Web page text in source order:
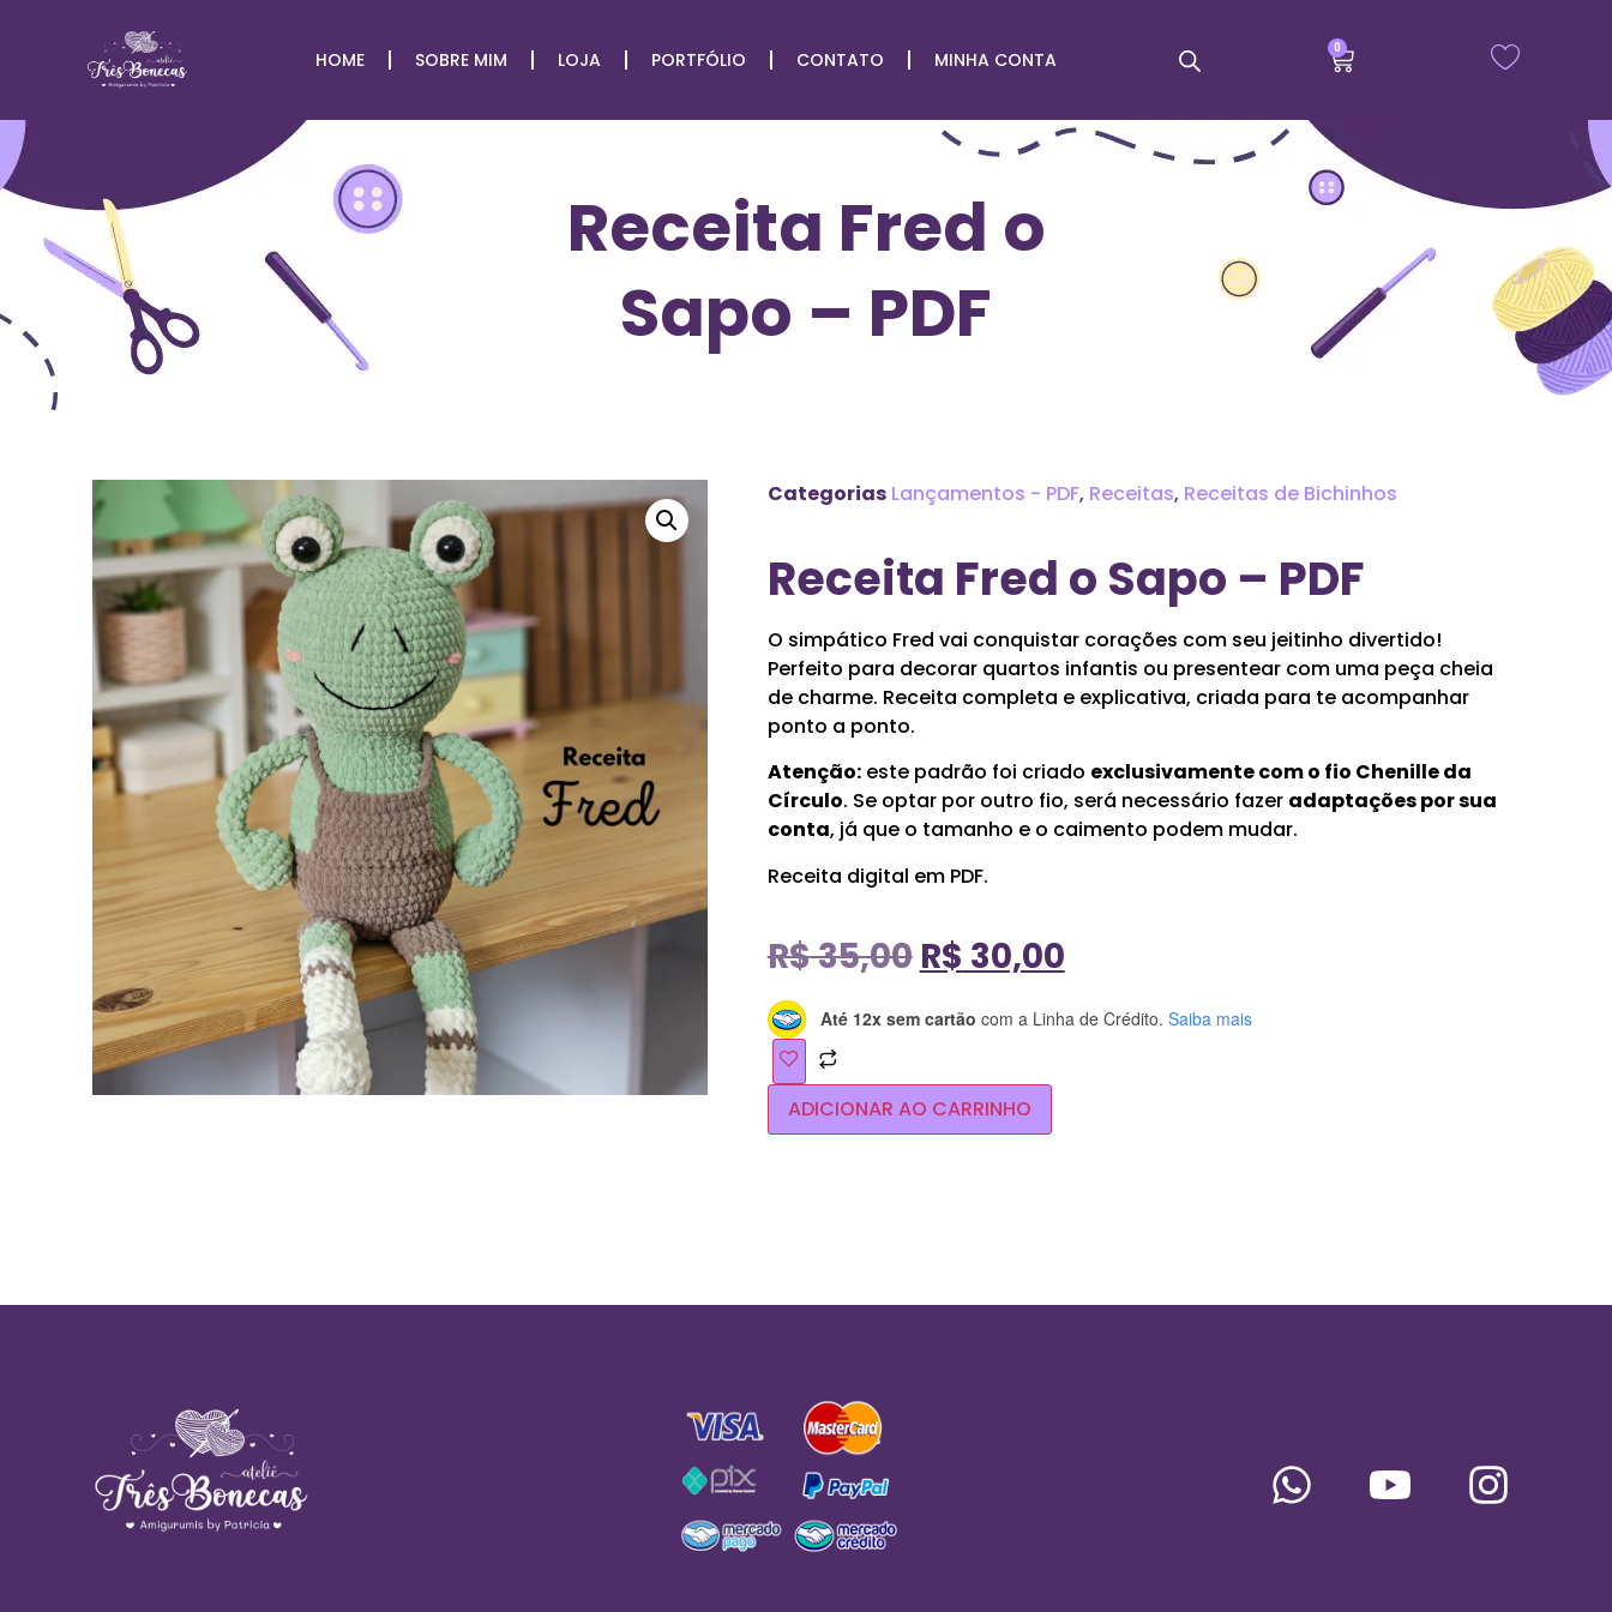
HOME SOBRE MIM LOJA PORTFÓLIO CONTATO MINHA CONTA 0
Receita Fred o
Sapo – PDF
Categorias Lançamentos - PDF, Receitas, Receitas de Bichinhos
Receita Fred o Sapo – PDF
O simpático Fred vai conquistar corações com seu jeitinho divertido!
Perfeito para decorar quartos infantis ou presentear com uma peça cheia
de charme. Receita completa e explicativa, criada para te acompanhar
ponto a ponto.
Atenção:este padrão foi criado exclusivamente com o fio Chenille da
Círculo. Se optar por outro fio, será necessário fazer adaptações por sua
conta, já que o tamanho e o caimento podem mudar.
Receita digital em PDF.
R$35,00 R$ 30,00
Até 12x sem cartão com a Linha de Crédito. Saiba mais
ADICIONAR AO CARRINHO